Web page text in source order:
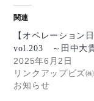
関連
【オペレーション日
vol.203 ～田中大
2025年6月2日
リンクアップビズ
お知らせ